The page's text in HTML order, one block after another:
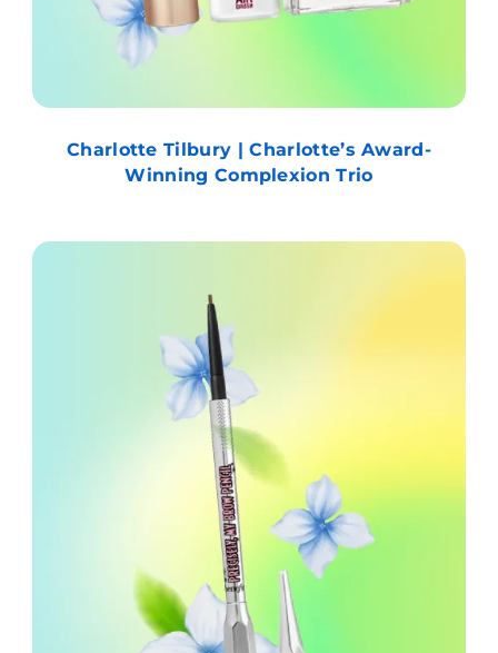
Charlotte Tilbury | Charlotte’s Award-
Winning Complexion Trio